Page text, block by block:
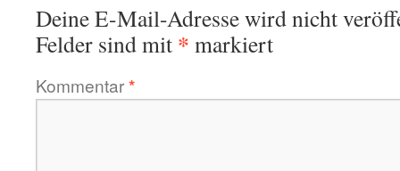
Deine E-Mail-Adresse wird nicht
Felder sind mit * markiert
Kommentar*